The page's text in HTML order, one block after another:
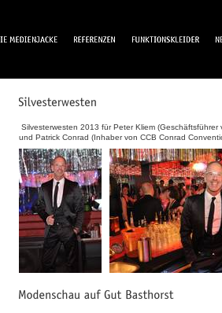
Silvesterwesten 2013 für Peter Kliem (Geschäftsführer
und Patrick Conrad (Inhaber von CCB Conrad